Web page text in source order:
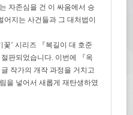
자존심을 건 이 싸움에서 승
어지는 사건들과 그 대처법이
’ 시리즈 『복길이 대 호준
판되었습니다. 이번에 『옥
작가의 개작 과정을 거치고
을 넣어서 새롭게 재탄생하였